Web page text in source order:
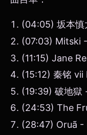
(04:05) 坂本
(07:03) Mitski
(11:15) Jane
(15:12) 秦铭 vii
(19:39) 破地獄
(24:53) The
(28:47) Oruã -